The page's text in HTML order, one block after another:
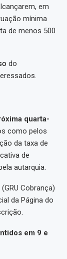
em
mínima
de menos 500
do
quarta-
como pelos
da taxa de
de
autarquia.
Cobrança)
da Página do
em 9 e